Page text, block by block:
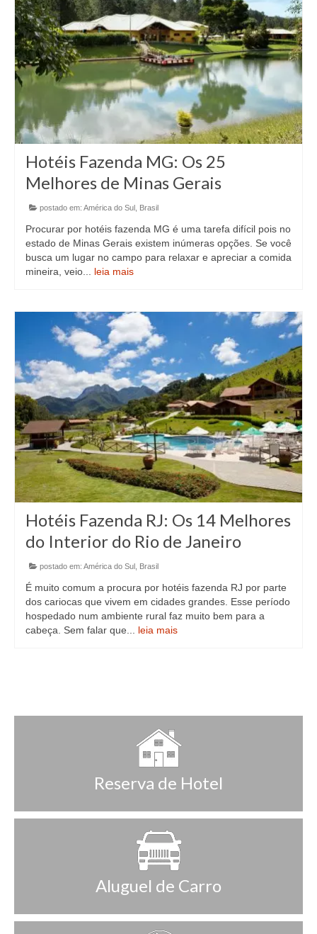
Hotéis Fazenda MG: Os 25
Melhores de Minas Gerais
postado em: América do Sul Brasil
Procurar por hotéis fazenda MG é uma tarefa difícil pois no
estado de Minas Gerais existem inúmeras opções. Se você
busca um lugar no campo para relaxar e apreciar a comida
mineira, veio... leia mais
Hotéis Fazenda RJ: Os 14 Melhores
do Interior do Rio de Janeiro
postado em: América do Sul Brasil
É muito comum a procura por hotéis fazenda RJ por parte
dos cariocas que vivem em cidades grandes. Esse período
hospedado num ambiente rural faz muito bem para a
cabeça. Sem falar que... leia mais
Reserva de Hotel
Aluguel de Carro